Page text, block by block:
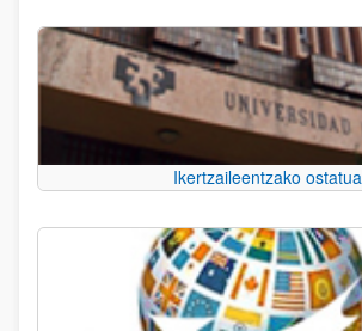
Ikertzaileentzako ostatua